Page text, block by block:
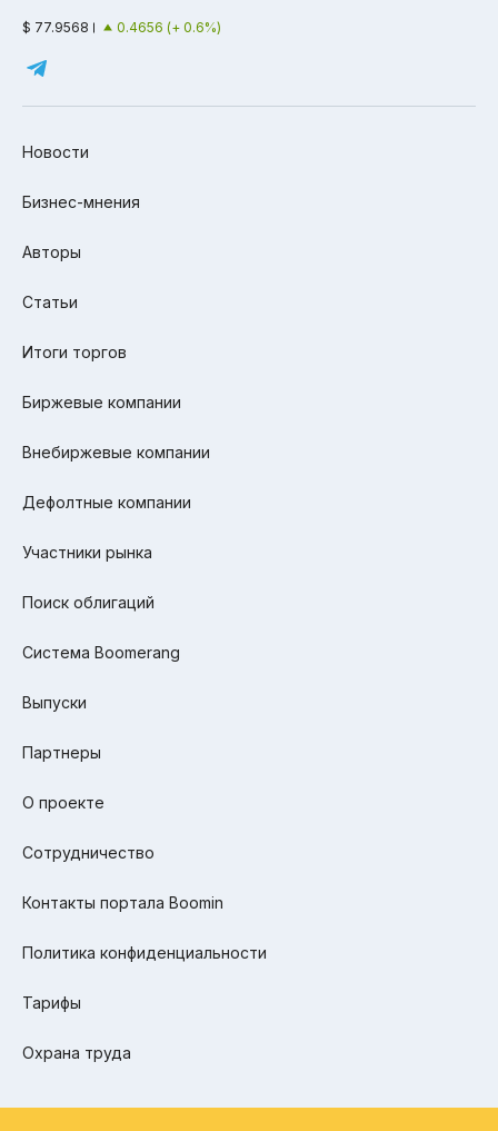
$ 77.9568 0.4656 (+ 0.6%)
Новости
Бизнес-мнения
Авторы
Статьи
Итоги торгов
Биржевые компании
Внебиржевые компании
Дефолтные компании
Участники рынка
Поиск облигаций
Система Boomerang
Выпуски
Партнеры
О проекте
Сотрудничество
Контакты портала Boomin
Политика конфиденциальности
Тарифы
Охрана труда